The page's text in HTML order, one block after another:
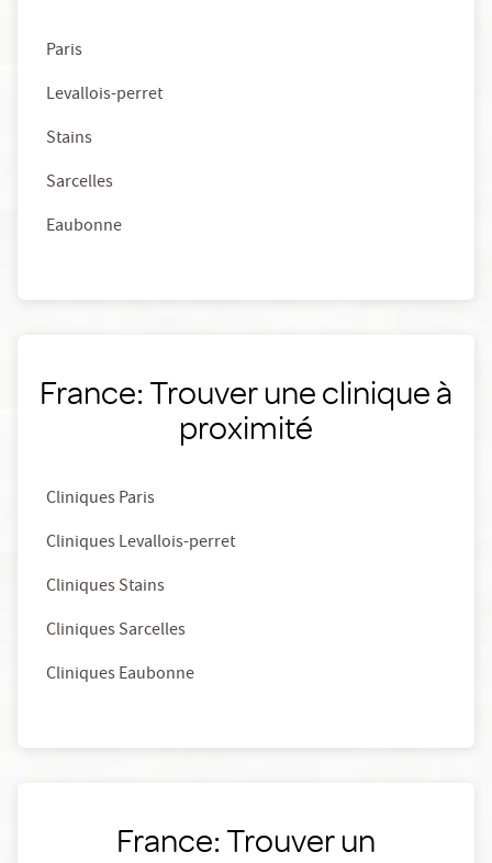
Paris
Levallois-perret
Stains
Sarcelles
Eaubonne
France: Trouver une clinique à
proximité
Cliniques Paris
Cliniques Levallois-perret
Cliniques Stains
Cliniques Sarcelles
Cliniques Eaubonne
France: Trouver un